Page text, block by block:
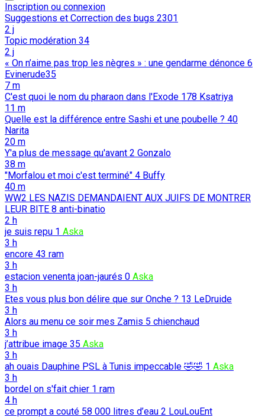
Inscription ou connexion
Suggestions et Correction des bugs 2301
2 j
Topic modération 34
2 j
« On n’aime pas trop les nègres » : une gendarme dénonce 6
Evinerude35
7 m
C'est quoi le nom du pharaon dans l'Exode 178 Ksatriya
11 m
Quelle est la différence entre Sashi et une poubelle ? 40
Narita
20 m
Y'a plus de message qu'avant 2 Gonzalo
38 m
"Morfalou et moi c'est terminé" 4 Buffy
40 m
WW2 LES NAZIS DEMANDAIENT AUX JUIFS DE MONTRER
LEUR BITE 8 anti-binatio
2 h
je suis repu 1 Aska
3 h
encore 43 ram
3 h
estacion venenta joan-jaurés 0 Aska
3 h
Etes vous plus bon délire que sur Onche ? 13 LeDruide
3 h
Alors au menu ce soir mes Zamis 5 chienchaud
3 h
j’attribue image 35 Aska
3 h
ah ouais Dauphine PSL à Tunis impeccable 🤣🤣 1 Aska
3 h
bordel on s'fait chier 1 ram
4 h
ce prompt a couté 58 000 litres d’eau 2 LouLouEnt